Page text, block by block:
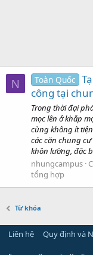
N Toàn Quốc
công tại
Trong thời đại
mọc lên ở khắp
cùng không ít
các căn chung
khôn lường, đặc
nhungcampus
tổng hợp
Từ khóa
Liên hệ Quy định và